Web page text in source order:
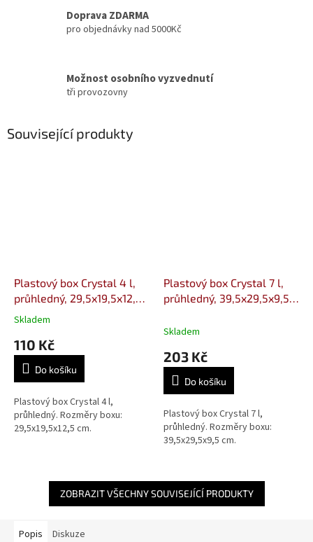
Doprava ZDARMA
pro objednávky nad 5000Kč
Možnost osobního vyzvednutí
tři provozovny
Související produkty
Plastový box Crystal 4 l,
průhledný, 29,5x19,5x12,5
cm
Průměrné
produktu
5,0
5
hvězdiček.
Skladem
110 Kč
Do košíku
Plastový box Crystal 4 l,
průhledný. Rozměry boxu:
29,5x19,5x12,5 cm.
Plastový box Crystal 7 l,
průhledný, 39,5x29,5x9,5
Skladem
203 Kč
Do košíku
Plastový box Crystal 7 l,
průhledný. Rozměry boxu:
39,5x29,5x9,5 cm.
ZOBRAZIT VŠECHNY SOUVISEJÍCÍ PRODUKTY
Popis Diskuze